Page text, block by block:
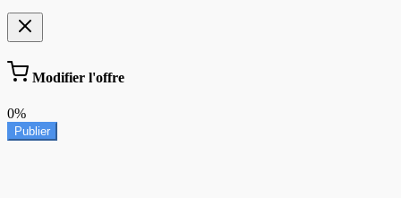
Modifier l'offre
0%
Publier